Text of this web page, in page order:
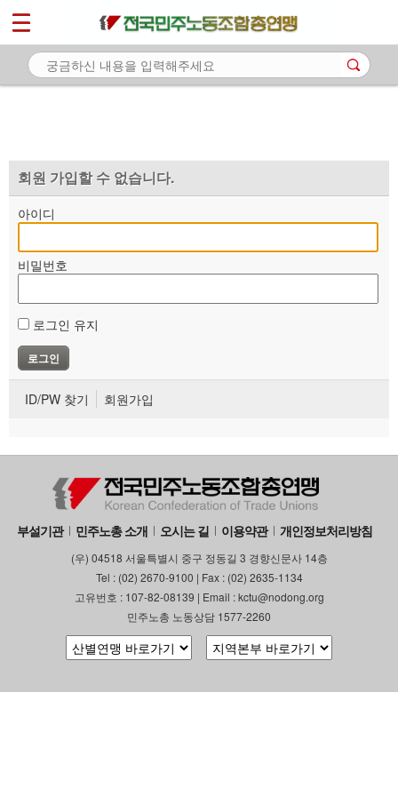
회원 가입할 수 없습니다.
아이디
비밀번호
로그인 유지
ID/PW 찾기 회원가입
부설기관 민주노총 소개 오시는 길 이용약관 개인정보처리방침
(우) 04518 서울특별시 중구 정동길 3 경향신문사 14층
Tel : (02) 2670-9100 | Fax : (02) 2635-1134
고유번호 : 107-82-08139 | Email : kctu@nodong.org
민주노총 노동상담 1577-2260
마이페이지
소개
자료
부설기관